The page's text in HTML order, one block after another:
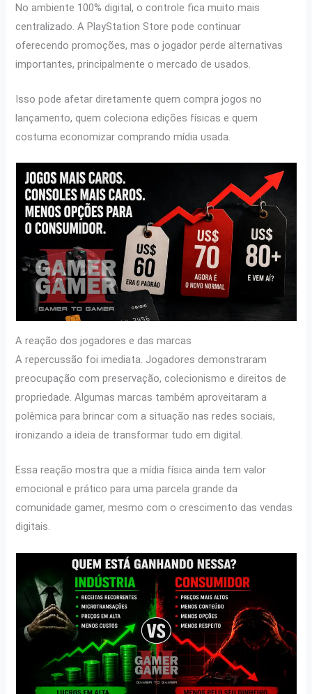
No ambiente 100% digital, o controle fica muito mais
centralizado. A PlayStation Store pode continuar
oferecendo promoções, mas o jogador perde alternativas
importantes, principalmente o mercado de usados.
Isso pode afetar diretamente quem compra jogos no
lançamento, quem coleciona edições físicas e quem
costuma economizar comprando mídia usada.
A reação dos jogadores e das marcas
A repercussão foi imediata. Jogadores demonstraram
preocupação com preservação, colecionismo e direitos de
propriedade. Algumas marcas também aproveitaram a
polêmica para brincar com a situação nas redes sociais,
ironizando a ideia de transformar tudo em digital.
Essa reação mostra que a mídia física ainda tem valor
emocional e prático para uma parcela grande da
comunidade gamer, mesmo com o crescimento das vendas
digitais.